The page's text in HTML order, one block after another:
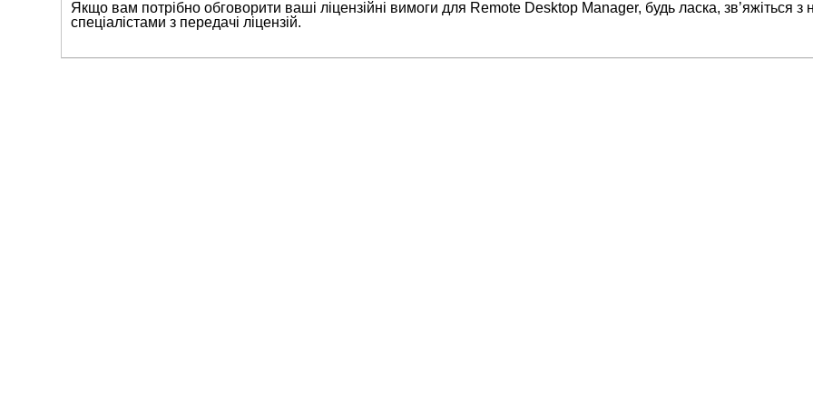
Якщо вам потрібно обговорити ваші ліцензійні вимоги для Remote Desktop Manager, будь ласка, зв’яжіться
спеціалістами з передачі ліцензій.